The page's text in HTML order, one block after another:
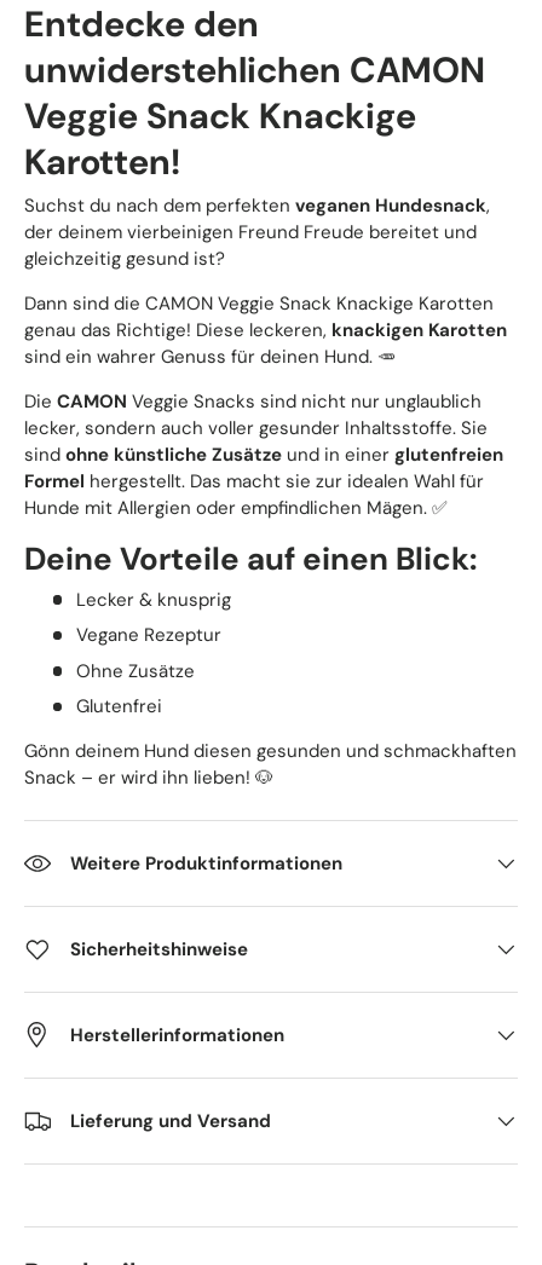
Entdecke den
unwiderstehlichen CAMON
Veggie Snack Knackige
Karotten!
Suchst du nach dem perfekten veganen Hundesnack,
der deinem vierbeinigen Freund Freude bereitet und
gleichzeitig gesund ist?
Dann sind die CAMON Veggie Snack Knackige Karotten
genau das Richtige! Diese leckeren, knackigen Karotten
sind ein wahrer Genuss für deinen Hund. 🥕
Die CAMON Veggie Snacks sind nicht nur unglaublich
lecker, sondern auch voller gesunder Inhaltsstoffe. Sie
sind ohne künstliche Zusätze und in einer glutenfreien
Formel hergestellt. Das macht sie zur idealen Wahl für
Hunde mit Allergien oder empfindlichen Mägen. ✅
Deine Vorteile auf einen Blick:
Lecker & knusprig
Vegane Rezeptur
Ohne Zusätze
Glutenfrei
Gönn deinem Hund diesen gesunden und schmackhaften
Snack – er wird ihn lieben! 🐶
Weitere Produktinformationen
Sicherheitshinweise
Herstellerinformationen
Lieferung und Versand